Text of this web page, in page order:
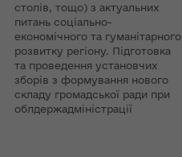
столів, тощо) з актуальних
питань соціально-
економічного та гуманітарного
розвитку регіону. Підготовка
та проведення установчих
зборів з формування нового
складу громадської ради при
облдержадміністрації